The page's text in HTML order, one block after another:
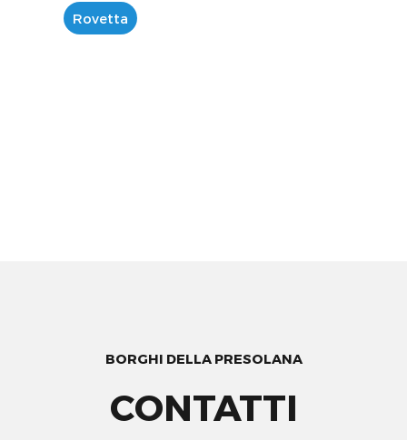
Rovetta
BORGHI DELLA PRESOLANA
CONTATTI